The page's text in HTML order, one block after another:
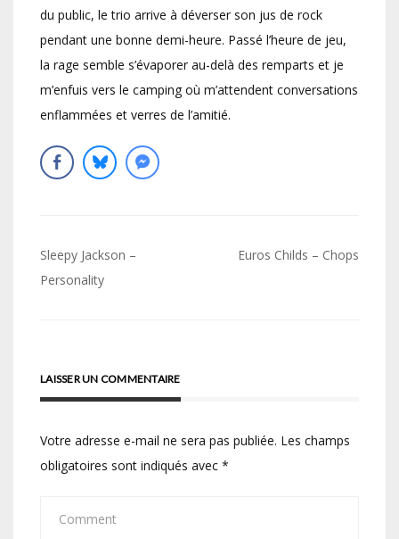
du public, le trio arrive à déverser son jus de rock
pendant une bonne demi-heure. Passé l’heure de jeu,
la rage semble s’évaporer au-delà des remparts et je
m’enfuis vers le camping où m’attendent conversations
enflammées et verres de l’amitié.
Navigation
de
Sleepy Jackson –
Personality
Euros Childs – Chops
LAISSER UN COMMENTAIRE
Votre adresse e-mail ne sera pas publiée. Les champs
obligatoires sont indiqués avec *